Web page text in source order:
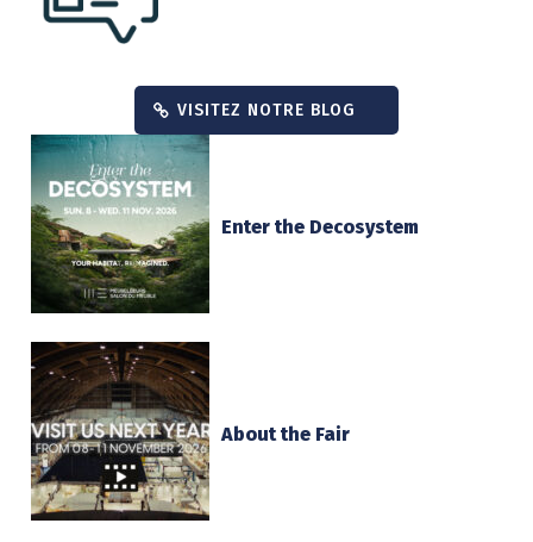
VISITEZ NOTRE BLOG
Enter the Decosystem
About the Fair